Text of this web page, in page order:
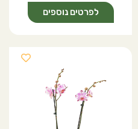
לפרטים נוספים